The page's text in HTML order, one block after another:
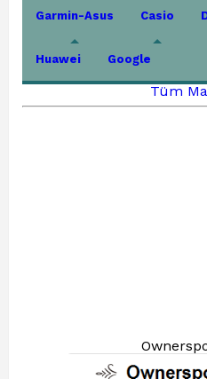
Garmin-Asus Casio
Huawei Google
Tüm